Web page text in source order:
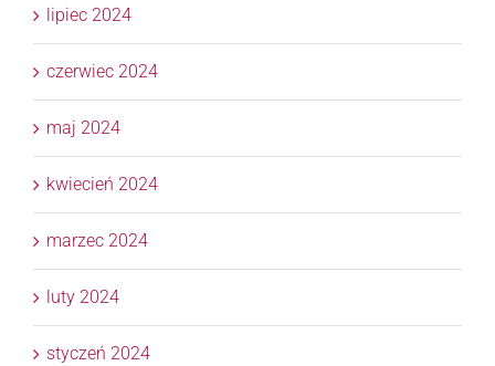
lipiec 2024
czerwiec 2024
maj 2024
kwiecień 2024
marzec 2024
luty 2024
styczeń 2024